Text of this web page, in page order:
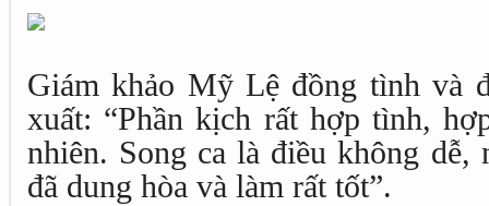
Giám khảo Mỹ Lệ đồng tình và
xuất: “Phần kịch rất hợp tình,
nhiên. Song ca là điều không dễ,
đã dung hòa và làm rất tốt”.